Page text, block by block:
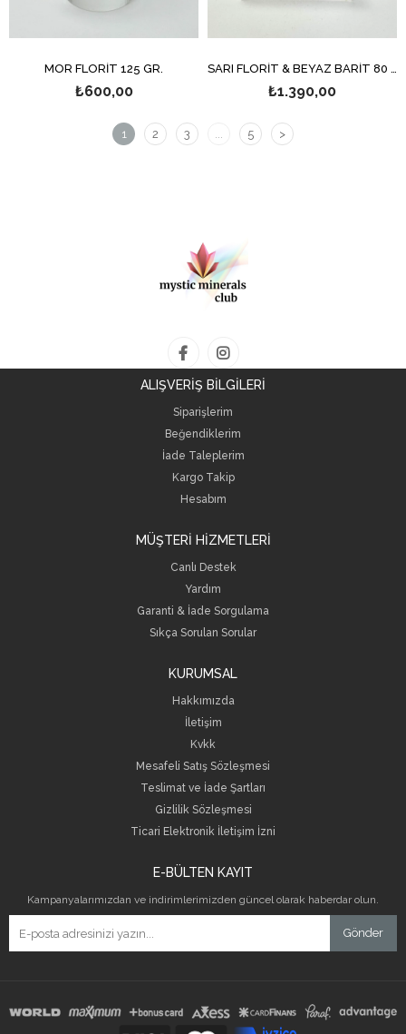
MOR FLORİT 125 GR.
₺600,00
SARI FLORİT & BEYAZ BARİT 80 GR.
₺1.390,00
1 2 3 ... 5 >
ALIŞVERİŞ BİLGİLERİ
Siparişlerim
Beğendiklerim
İade Taleplerim
Kargo Takip
Hesabım
MÜŞTERİ HİZMETLERİ
Canlı Destek
Yardım
Garanti & İade Sorgulama
Sıkça Sorulan Sorular
KURUMSAL
Hakkımızda
İletişim
Kvkk
Mesafeli Satış Sözleşmesi
Teslimat ve İade Şartları
Gizlilik Sözleşmesi
Ticari Elektronik İletişim İzni
E-BÜLTEN KAYIT
Kampanyalarımızdan ve indirimlerimizden güncel olarak haberdar olun.
Gönder